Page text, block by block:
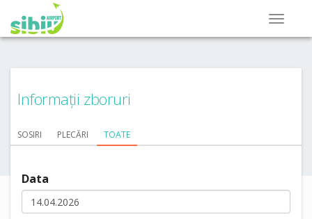
Informații zboruri
SOSIRI PLECĂRI TOATE
Data